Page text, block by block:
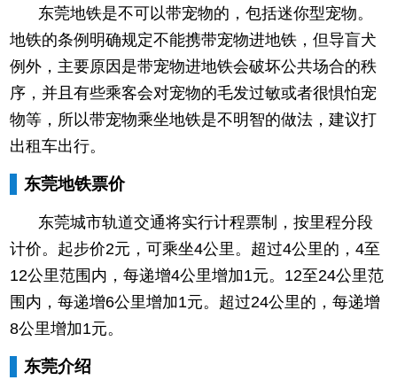
东莞地铁是不可以带宠物的，包括迷你型宠物。
地铁的条例明确规定不能携带宠物进地铁，但导盲犬
例外，主要原因是带宠物进地铁会破坏公共场合的秩
序，并且有些乘客会对宠物的毛发过敏或者很惧怕宠
物等，所以带宠物乘坐地铁是不明智的做法，建议打
出租车出行。
东莞地铁票价
东莞城市轨道交通将实行计程票制，按里程分段
计价。起步价2元，可乘坐4公里。超过4公里的，4至
12公里范围内，每递增4公里增加1元。12至24公里范
围内，每递增6公里增加1元。超过24公里的，每递增
8公里增加1元。
东莞介绍